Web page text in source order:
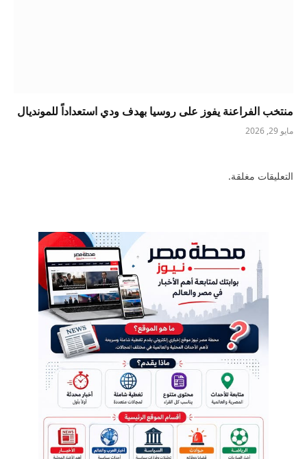
منتخب الفراعنة يفوز على روسيا بهدف ودي استعداداً للمونديال
مايو 29, 2026
التعليقات مغلقة.